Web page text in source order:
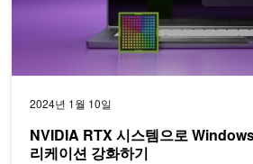
2024년 1월 10일
NVIDIA RTX 시스템으로
리케이션 강화하기